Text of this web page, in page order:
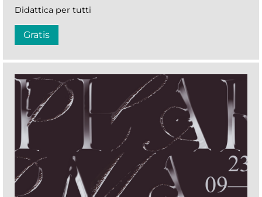
Didattica per tutti
Gratis